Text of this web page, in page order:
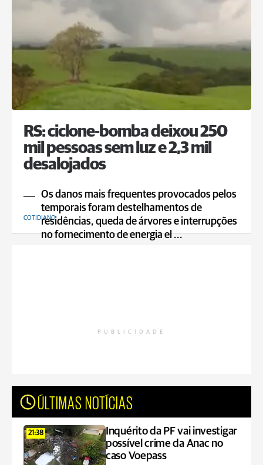
RS: ciclone-bomba deixou 250
mil pessoas sem luz e 2,3 mil
desalojados
Os danos mais frequentes provocados pelos
temporais foram destelhamentos de
residências, queda de árvores e interrupções
no fornecimento de energia el ...
COTIDIANO
PUBLICIDADE
ÚLTIMAS NOTÍCIAS
21:38
Inquérito da PF vai investigar
possível crime da Anac no
caso Voepass